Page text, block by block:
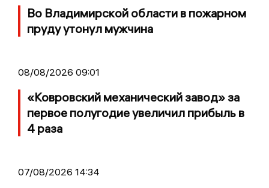
Во Владимирской области в пожарном
пруду утонул мужчина
08/08/2026 09:01
«Ковровский механический завод» за
первое полугодие увеличил прибыль в
4 раза
07/08/2026 14:34